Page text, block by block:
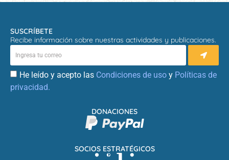
SUSCRÍBETE
Recibe información sobre nuestras actividades y publicaciones.
He leído y acepto las Condiciones de uso y Políticas de
privacidad.
SOCIOS ESTRATÉGICOS
DONACIONES